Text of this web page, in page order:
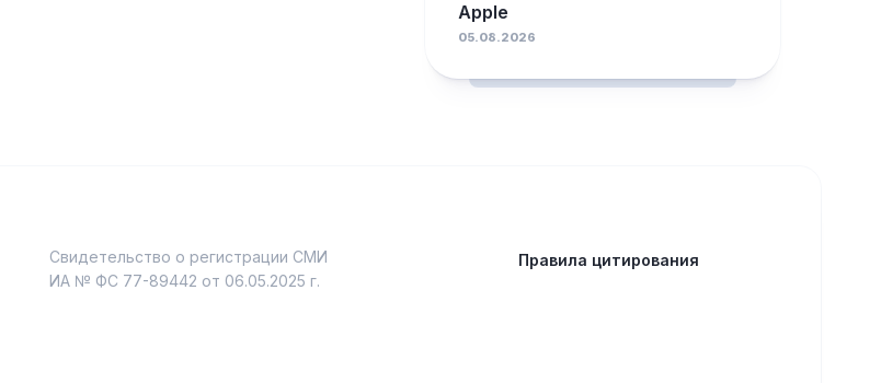
Apple
05.08.2026
Свидетельство о регистрации СМИ
ИА № ФС 77-89442 от 06.05.2025 г.
Правила цитирования